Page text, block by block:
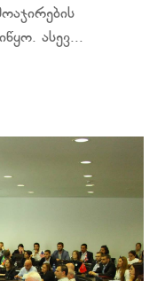
ასევ...